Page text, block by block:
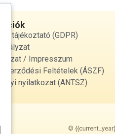
tájékoztató (GDPR)
/ Impresszum
Feltételek (ÁSZF)
nyilatkozat (ANTSZ)
©